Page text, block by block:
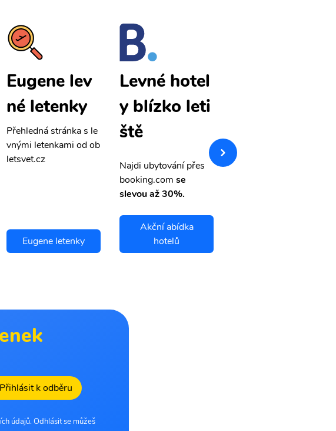
Eugene lev
né letenky
Přehledná stránka s le
vnými letenkami od ob
letsvet.cz
Eugene letenky
Levné hotel
y blízko leti
ště
Najdi ubytování přes
booking.com se
slevou až 30%.
Akční abídka
hotelů
vnými letenkami od ob
letsvet.cz
Přihlásit k odběru
údajů. Odhlásit se můžeš